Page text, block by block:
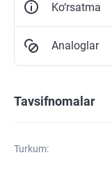
Ko‘rsatma
Analoglar
Tavsifnomalar
Turkum: